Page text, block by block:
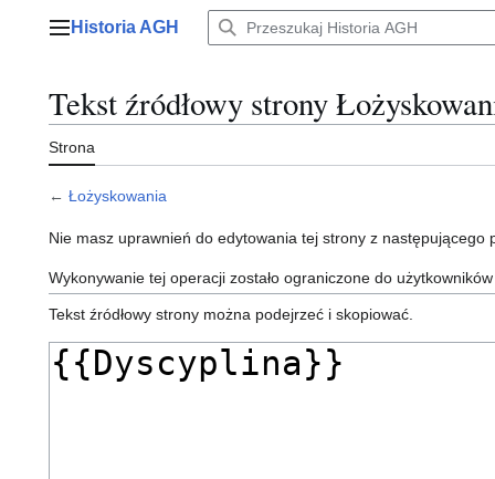
Menu główne
Historia AGH
Tekst źródłowy strony
Strona
← Łożyskowania
Nie masz uprawnień do edytowania tej strony z następującego
Wykonywanie tej operacji zostało ograniczone do
Tekst źródłowy strony można podejrzeć i skopiować.